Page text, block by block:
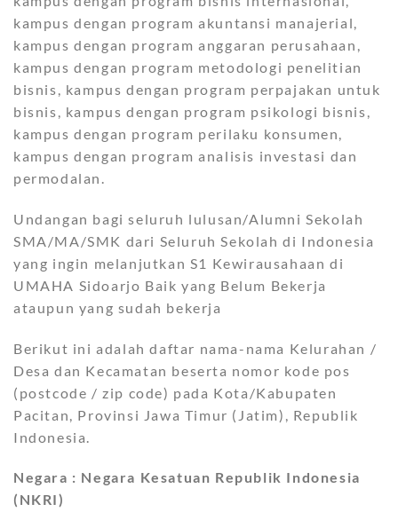
kampus dengan program akuntansi manajerial,
kampus dengan program anggaran perusahaan,
kampus dengan program metodologi penelitian
bisnis, kampus dengan program perpajakan untuk
bisnis, kampus dengan program psikologi bisnis,
kampus dengan program perilaku konsumen,
kampus dengan program analisis investasi dan
permodalan.
Undangan bagi seluruh lulusan/Alumni Sekolah
SMA/MA/SMK dari Seluruh Sekolah di Indonesia
yang ingin melanjutkan S1 Kewirausahaan di
UMAHA Sidoarjo Baik yang Belum Bekerja
ataupun yang sudah bekerja
Berikut ini adalah daftar nama-nama Kelurahan /
Desa dan Kecamatan beserta nomor kode pos
(postcode / zip code) pada Kota/Kabupaten
Pacitan, Provinsi Jawa Timur (Jatim), Republik
Indonesia.
Negara : Negara Kesatuan Republik Indonesia
(NKRI)